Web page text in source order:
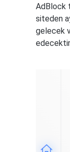
AdBlock
siteden
gelecek